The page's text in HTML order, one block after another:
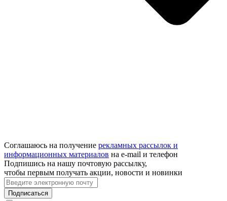
Соглашаюсь на получение рекламных рассылок и
информационных материалов на e‑mail и телефон
Подпишись на нашу почтовую рассылку,
чтобы первым получать акции, новости и новинки
Подписаться